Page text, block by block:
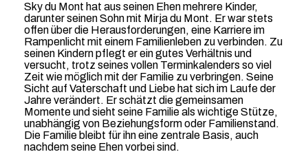
Sky du Mont hat aus seinen Ehen mehrere Kinder,
darunter seinen Sohn mit Mirja du Mont. Er war stets
offen über die Herausforderungen, eine Karriere im
Rampenlicht mit einem Familienleben zu verbinden. Zu
seinen Kindern pflegt er ein gutes Verhältnis und
versucht, trotz seines vollen Terminkalenders so viel
Zeit wie möglich mit der Familie zu verbringen. Seine
Sicht auf Vaterschaft und Liebe hat sich im Laufe der
Jahre verändert. Er schätzt die gemeinsamen
Momente und sieht seine Familie als wichtige Stütze,
unabhängig von Beziehungsform oder Familienstand.
Die Familie bleibt für ihn eine zentrale Basis, auch
nachdem seine Ehen vorbei sind.